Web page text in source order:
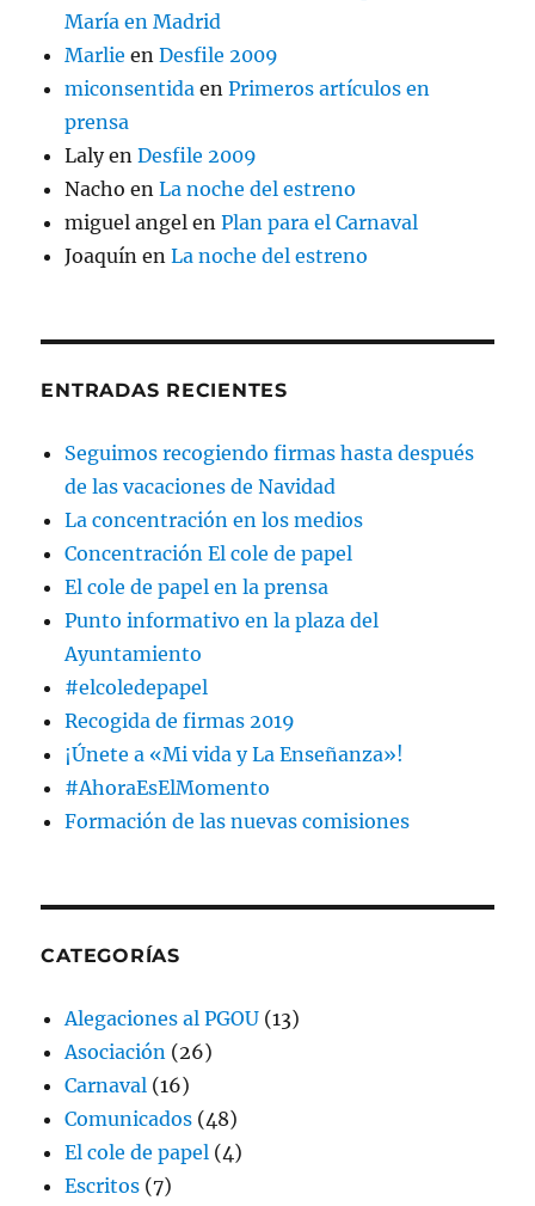
María en Madrid
Marlie enDesfile 2009
miconsentida enPrimeros artículos en
prensa
LalyenDesfile 2009
Nacho enLa noche del estreno
miguel angel enPlan para el Carnaval
Joaquín enLa noche del estreno
ENTRADAS RECIENTES
Seguimos recogiendo firmas hasta después
de las vacaciones de Navidad
La concentración en los medios
Concentración El cole de papel
El cole de papel en la prensa
Punto informativo en la plaza del
Ayuntamiento
#elcoledepapel
Recogida de firmas 2019
¡Únete a «Mi vida y La Enseñanza»!
#AhoraEsElMomento
Formación de las nuevas comisiones
CATEGORÍAS
Alegaciones al PGOU (13)
Asociación (26)
Carnaval (16)
Comunicados (48)
El cole de papel (4)
Escritos (7)